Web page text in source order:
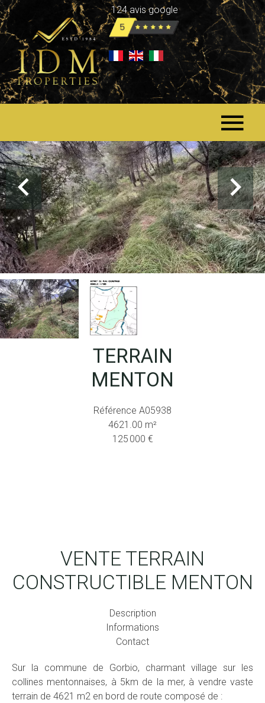
124 avis google
TERRAIN
MENTON
Référence A05938
4621.00 m²
125 000 €
VENTE TERRAIN
CONSTRUCTIBLE MENTON
Description
Informations
Contact
Sur la commune de Gorbio, charmant village sur les
collines mentonnaises, à 5km de la mer, à vendre vaste
terrain de 4621 m2 en bord de route composé de :